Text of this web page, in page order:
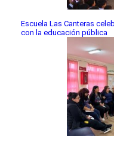
Escuela Las Canteras
con la educación pública